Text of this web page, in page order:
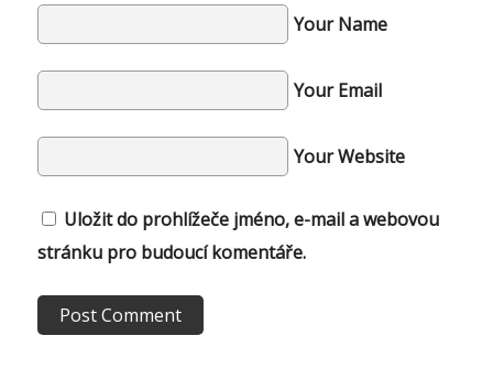
Your Name
Your Email
Your Website
Uložit do prohlížeče jméno, e-mail a webovou
stránku pro budoucí komentáře.